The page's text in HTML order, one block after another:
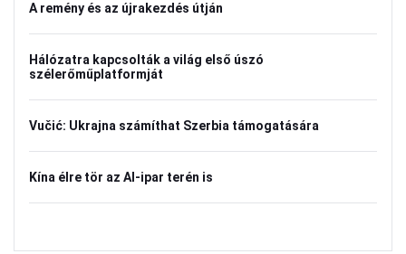
A remény és az újrakezdés útján
Hálózatra kapcsolták a világ első úszó
szélerőműplatformját
Vučić: Ukrajna számíthat Szerbia támogatására
Kína élre tör az AI-ipar terén is